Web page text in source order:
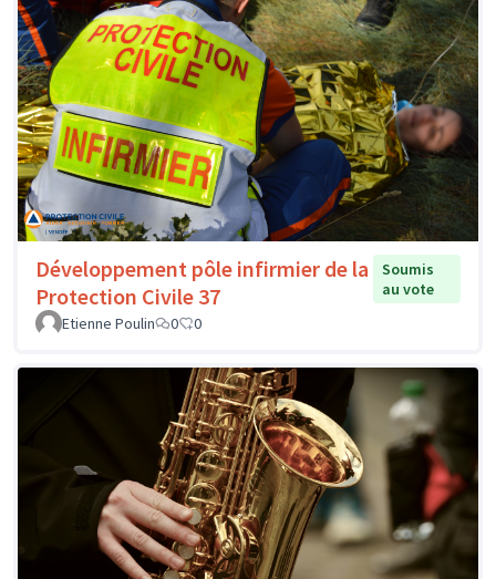
Développement pôle infirmier de la
Protection Civile 37
Soumis
au vote
Etienne Poulin
0 0